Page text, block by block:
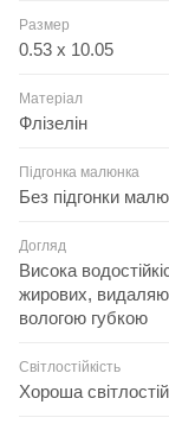
Размер
0.53 x 10.05
Матеріал
Флізелін
Підгонка малюнка
Без підгонки
Догляд
Висока
жирових,
вологою губкою
Світлостійкість
Хороша